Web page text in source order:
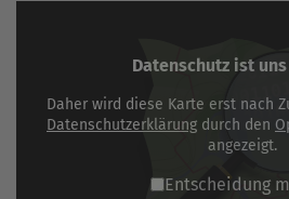
Datenschutz ist
Daher wird diese Karte erst nach
Datenschutzerklärung durch den
angezeigt.
Entscheidung